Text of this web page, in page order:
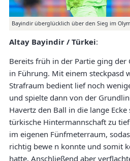
Bayindir überglücklich über den Sieg im
Altay Bayindir / Türkei:
Bereits früh in der Partie ging der
in Führung. Mit einem steckpasd
Strafraum bedient lief noch
und spielte dann von der
Havertz den Ball in die lange
türkische Hintermannschaft zu
im eigenen Fünfmeterraum,
richtig bewe n konnte und somit
hatte. Anschließend aber